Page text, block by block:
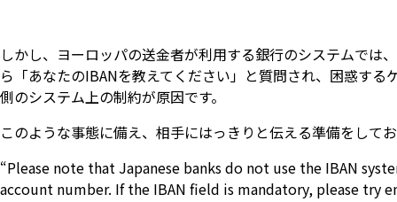
しかし、ヨーロッパの送金者が利用する銀行のシステムでは
ら「あなたのIBANを教えてください」と質問され、困惑す
側のシステム上の制約が原因です。
このような事態に備え、相手にはっきりと伝える準備をして
“Please note that Japanese banks do not use the IBAN
account number. If the IBAN field is mandatory, please